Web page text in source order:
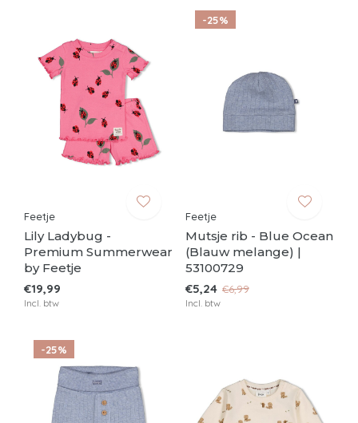
Feetje
Lily Ladybug -
Premium Summerwear
by Feetje
€19,99
Incl. btw
-25%
Feetje
Mutsje rib - Blue Ocean
(Blauw melange) |
53100729
€5,24 €6,99
Incl. btw
-25%